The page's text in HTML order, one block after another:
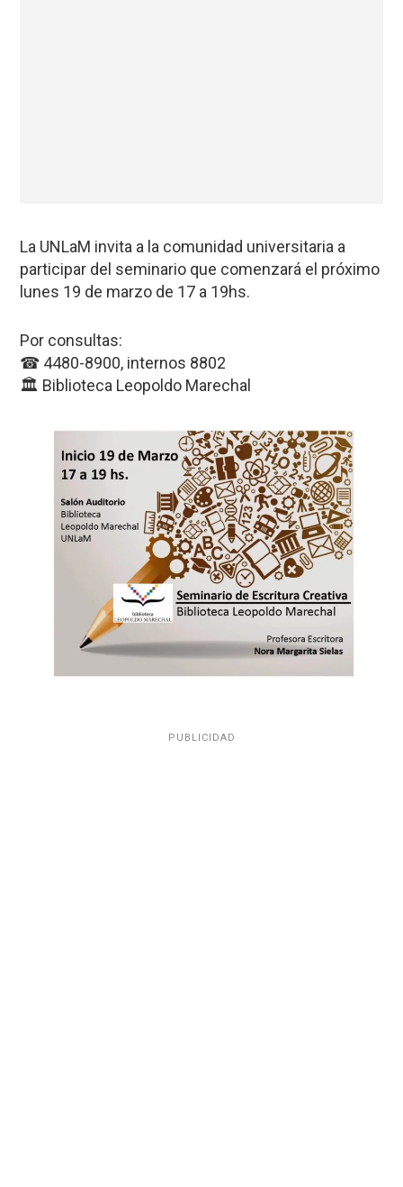
La UNLaM invita a la comunidad universitaria a
participar del seminario que comenzará el próximo
lunes 19 de marzo de 17 a 19hs.
Por consultas:
☎ 4480-8900, internos 8802
🏛 Biblioteca Leopoldo Marechal
PUBLICIDAD